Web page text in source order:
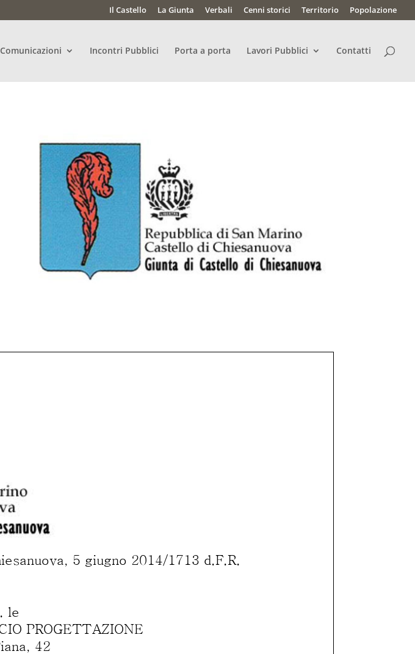
Il Castello La Giunta Verbali Cenni storici Territorio Popolazione
Comunicazioni Incontri Pubblici Porta a porta Lavori Pubblici Contatti